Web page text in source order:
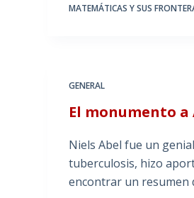
MATEMÁTICAS Y SUS
GENERAL
El monumento a
Niels Abel fue un
tuberculosis, hizo
encontrar un resumen